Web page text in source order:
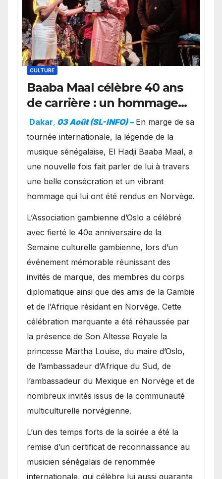
CULTURE
Baaba Maal célèbre 40 ans
de carrière : un hommage
exceptionnel à Oslo en
présence de la famille
royale.
Dakar, 03 Août (SL-INFO) – ​En marge de sa
tournée internationale, la légende de la
musique sénégalaise, El Hadji Baaba Maal, a
une nouvelle fois fait parler de lui à travers
une belle consécration et un vibrant
hommage qui lui ont été rendus en Norvège.
​L’Association gambienne d’Oslo a célébré
avec fierté le 40e anniversaire de la
Semaine culturelle gambienne, lors d’un
événement mémorable réunissant des
invités de marque, des membres du corps
diplomatique ainsi que des amis de la Gambie
et de l’Afrique résidant en Norvège. Cette
célébration marquante a été réhaussée par
la présence de Son Altesse Royale la
princesse Märtha Louise, du maire d’Oslo,
de l’ambassadeur d’Afrique du Sud, de
l’ambassadeur du Mexique en Norvège et de
nombreux invités issus de la communauté
multiculturelle norvégienne.
​L’un des temps forts de la soirée a été la
remise d’un certificat de reconnaissance au
musicien sénégalais de renommée
internationale, qui célèbre lui aussi quarante